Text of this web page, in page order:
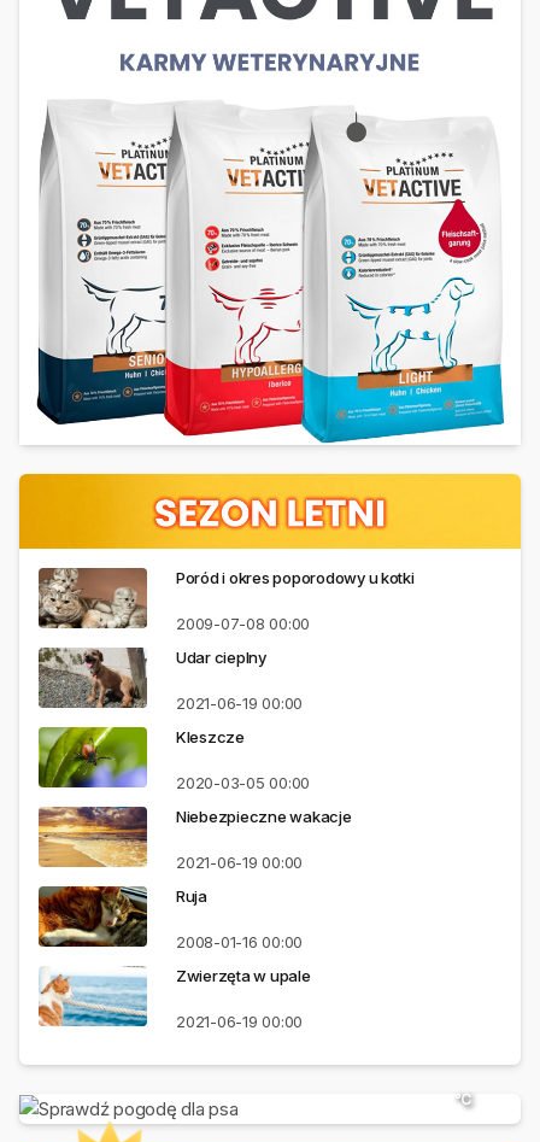
Poród i okres poporodowy u kotki
2009-07-0800:00
Udar cieplny
2021-06-1900:00
Kleszcze
2020-03-0500:00
Niebezpieczne wakacje
2021-06-1900:00
Ruja
2008-01-1600:00
Zwierzęta w upale
2021-06-1900:00
℃